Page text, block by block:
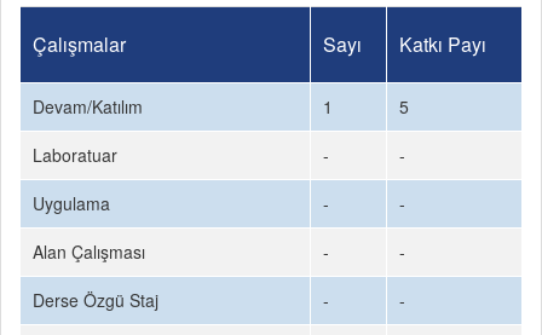
Çalışmalar Sayı Katkı Payı
Devam/Katılım 1
5
Laboratuar
-
-
Uygulama
-
-
Alan Çalışması
-
-
Derse Özgü Staj
-
-